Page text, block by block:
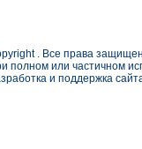
. Все права
полном или частичном
и поддержка